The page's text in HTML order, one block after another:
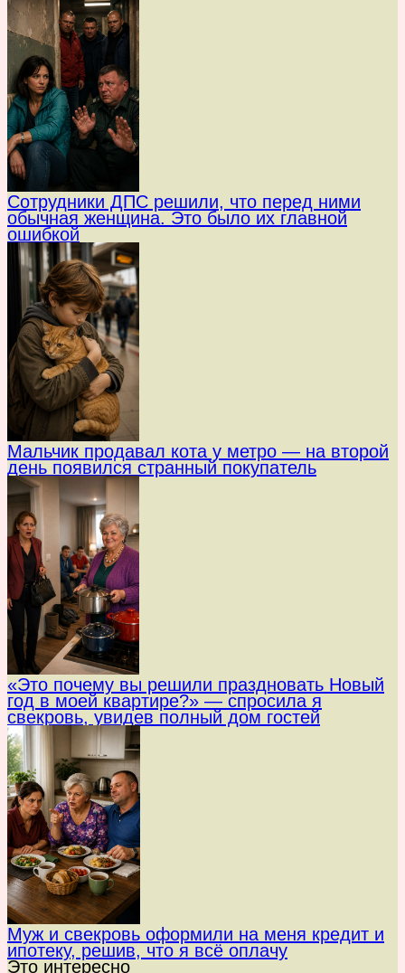
Сотрудники ДПС решили, что перед ними
обычная женщина. Это было их главной
ошибкой
Мальчик продавал кота у метро — на второй
день появился странный покупатель
«Это почему вы решили праздновать Новый
год в моей квартире?» — спросила я
свекровь, увидев полный дом гостей
Муж и свекровь оформили на меня кредит и
ипотеку, решив, что я всё оплачу
Это интересно